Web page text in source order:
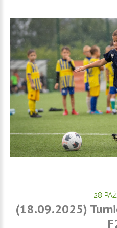
28
(18.09.2025)